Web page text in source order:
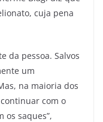
cuja pena
da pessoa. Salvos
um
na maioria dos
com o
os saques”,